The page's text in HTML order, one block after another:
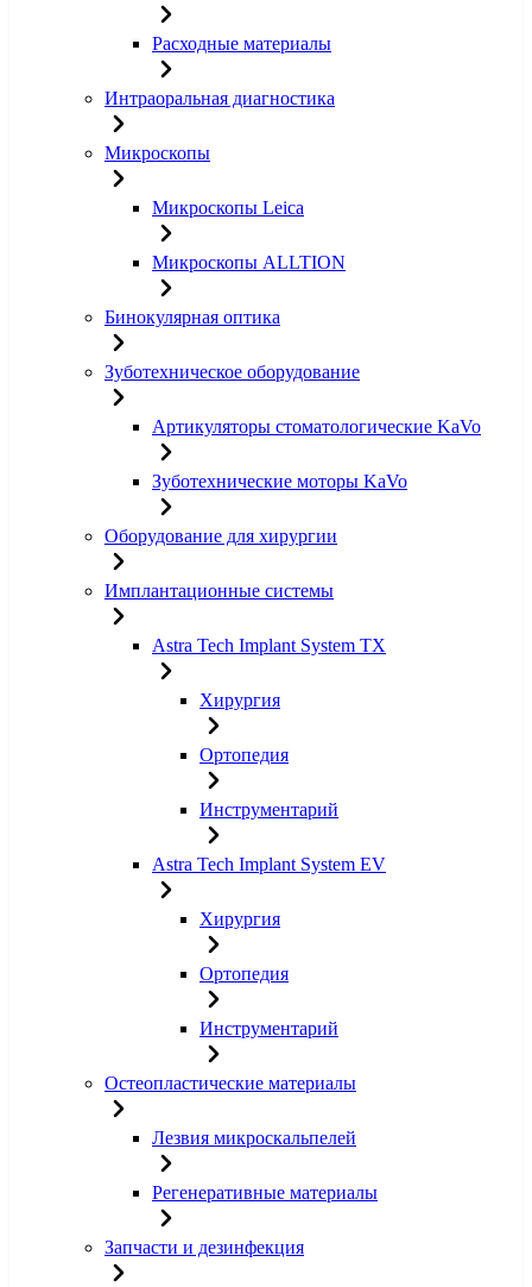
Расходные материалы
Интраоральная диагностика
Микроскопы
Микроскопы Leica
Микроскопы ALLTION
Бинокулярная оптика
Зуботехническое оборудование
Артикуляторы стоматологические KaVo
Зуботехнические моторы KaVo
Оборудование для хирургии
Имплантационные системы
Astra Tech Implant System TX
Хирургия
Ортопедия
Инструментарий
Astra Tech Implant System EV
Хирургия
Ортопедия
Инструментарий
Остеопластические материалы
Лезвия микроскальпелей
Регенеративные материалы
Запчасти и дезинфекция